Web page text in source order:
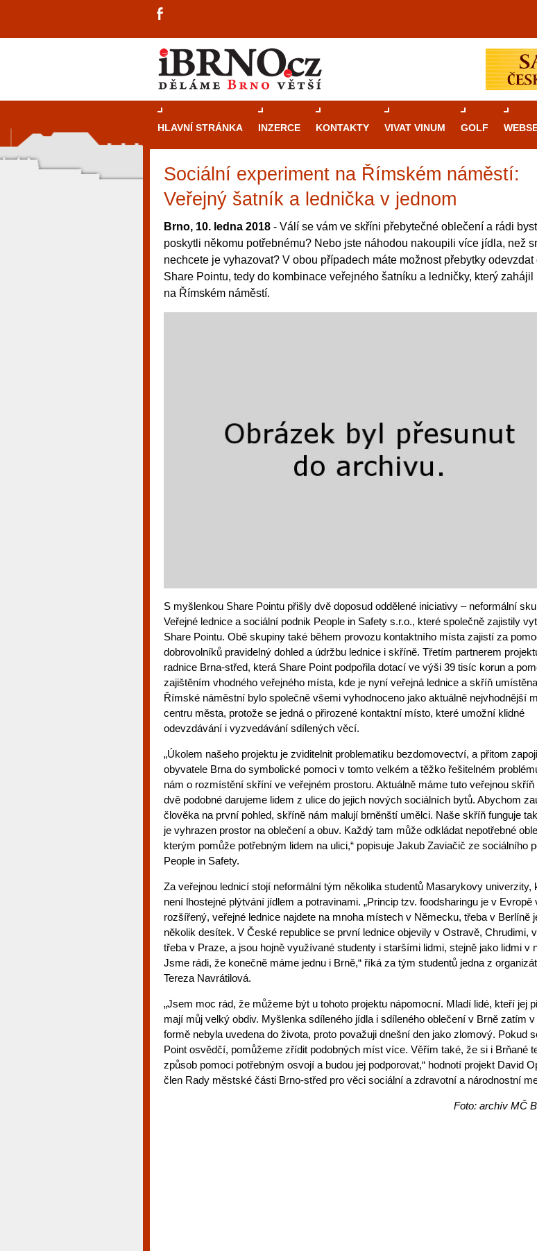
HLAVNÍ STRÁNKA INZERCE KONTAKTY VIVAT VINUM GOLF
Sociální experiment na Římském náměstí:
Veřejný šatník a lednička v jednom
Brno, 10. ledna 2018 - Válí se vám ve skříni přebytečné oblečení a rádi
poskytli někomu potřebnému? Nebo jste náhodou nakoupili více jídla, než
nechcete je vyhazovat? V obou případech máte možnost přebytky odevzdat
Share Pointu, tedy do kombinace veřejného šatníku a ledničky, který zahájil
na Římském náměstí.
S myšlenkou Share Pointu přišly dvě doposud oddělené iniciativy – neformální
Veřejné lednice a sociální podnik People in Safety s.r.o., které společně zajistily
Share Pointu. Obě skupiny také během provozu kontaktního místa zajistí za
dobrovolníků pravidelný dohled a údržbu lednice i skříně. Třetím partnerem
radnice Brna-střed, která Share Point podpořila dotací ve výši 39 tisíc korun a
zajištěním vhodného veřejného místa, kde je nyní veřejná lednice a skříň
Římské náměstní bylo společně všemi vyhodnoceno jako aktuálně nejvhodnější
centru města, protože se jedná o přirozené kontaktní místo, které umožní klidné
odevzdávání i vyzvedávání sdílených věcí.
„Úkolem našeho projektu je zviditelnit problematiku bezdomovectví, a přitom
obyvatele Brna do symbolické pomoci v tomto velkém a těžko řešitelném
nám o rozmístění skříní ve veřejném prostoru. Aktuálně máme tuto veřejnou skříň
dvě podobné darujeme lidem z ulice do jejich nových sociálních bytů. Abychom
člověka na první pohled, skříně nám malují brněnští umělci. Naše skříň funguje
je vyhrazen prostor na oblečení a obuv. Každý tam může odkládat nepotřebné
kterým pomůže potřebným lidem na ulici,“ popisuje Jakub Zaviačič ze sociálního
People in Safety.
Za veřejnou lednicí stojí neformální tým několika studentů Masarykovy univerzity,
není lhostejné plýtvání jídlem a potravinami. „Princip tzv. foodsharingu je v Evropě
rozšířený, veřejné lednice najdete na mnoha místech v Německu, třeba v Berlíně
několik desítek. V České republice se první lednice objevily v Ostravě, Chrudimi,
třeba v Praze, a jsou hojně využívané studenty i staršími lidmi, stejně jako lidmi v
Jsme rádi, že konečně máme jednu i Brně,“ říká za tým studentů jedna z
Tereza Navrátilová.
„Jsem moc rád, že můžeme být u tohoto projektu nápomocní. Mladí lidé, kteří jej
mají můj velký obdiv. Myšlenka sdíleného jídla i sdíleného oblečení v Brně zatím v
formě nebyla uvedena do života, proto považuji dnešní den jako zlomový. Pokud
Point osvědčí, pomůžeme zřídit podobných míst více. Věřím také, že si i Brňané
způsob pomoci potřebným osvojí a budou jej podporovat,“ hodnotí projekt David
člen Rady městské části Brno-střed pro věci sociální a zdravotní a národnostní
Foto: archív MČ
Průvodcekasinovými hrami v
rulety po video automaty
Brno je městem známým pro zajímavé
restaurace, divadla a univerzity. Mimo jiné
místem, kde si můžete legálně a
různé kasinové hry. V neustále kvetoucí
metropoli naleznete širokou nabídku her